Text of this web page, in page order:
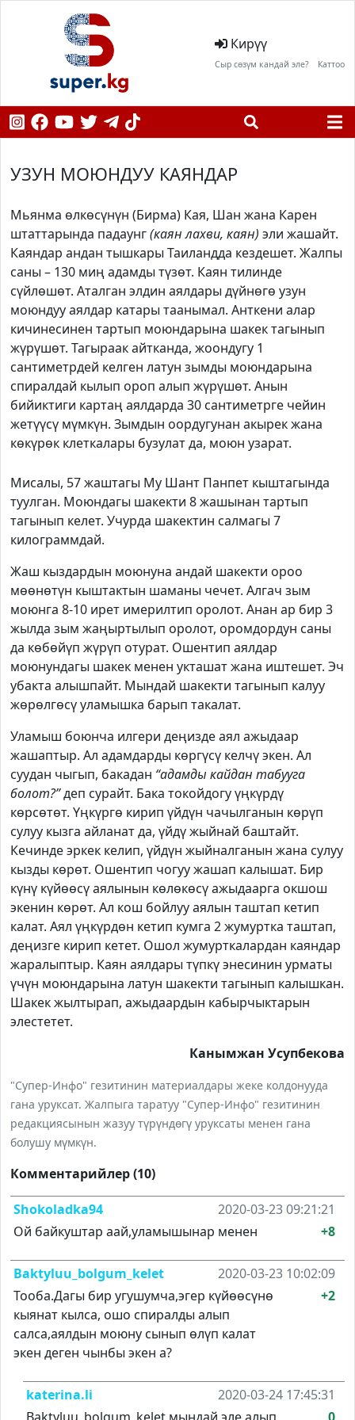
Кирүү
Сыр сөзүм кандай эле? Каттоо
УЗУН МОЮНДУУ КАЯНДАР
Мьянма өлкөсүнүн (Бирма) Кая, Шан жана Карен
штаттарында падаунг(каян лахви, каян) эли жашайт.
Каяндар андан тышкары Таиландда кездешет. Жалпы
саны – 130 миң адамды түзөт. Каян тилинде
сүйлөшөт. Аталган элдин аялдары дүйнөгө узун
моюндуу аялдар катары таанымал. Анткени алар
кичинесинен тартып моюндарына шакек тагынып
жүрүшөт. Тагыраак айтканда, жоондугу 1
сантиметрдей келген латун зымды моюндарына
спиралдай кылып ороп алып жүрүшөт. Анын
бийиктиги картаң аялдарда 30 сантиметрге чейин
жетүүсү мүмкүн. Зымдын оордугунан акырек жана
көкүрөк клеткалары бузулат да, моюн узарат.
Мисалы, 57 жаштагы Му Шант Панпет кыштагында
туулган. Моюндагы шакекти 8 жашынан тартып
тагынып келет. Учурда шакектин салмагы 7
килограммдай.
Жаш кыздардын моюнуна андай шакекти ороо
мөөнөтүн кыштактын шаманы чечет. Алгач зым
моюнга 8-10 ирет имерилтип оролот. Анан ар бир 3
жылда зым жаңыртылып оролот, оромдордун саны
да көбөйүп жүрүп отурат. Ошентип аялдар
моюнундагы шакек менен укташат жана иштешет. Эч
убакта алышпайт. Мындай шакекти тагынып калуу
жөрөлгөсү уламышка барып такалат.
Уламыш боюнча илгери деңизде аял ажыдаар
жашаптыр. Ал адамдарды көргүсү келчү экен. Ал
суудан чыгып, бакадан “адамды кайдан табууга
болот?”деп сурайт. Бака токойдогу үңкүрдү
көрсөтөт. Үңкүргө кирип үйдүн чачылганын көрүп
сулуу кызга айланат да, үйдү жыйнай баштайт.
Кечинде эркек келип, үйдүн жыйналганын жана сулуу
кызды көрөт. Ошентип чогуу жашап калышат. Бир
күнү күйөөсү аялынын көлөкөсү ажыдаарга окшош
экенин көрөт. Ал кош бойлуу аялын таштап кетип
калат. Аял үңкүрдөн кетип кумга 2 жумуртка таштап,
деңизге кирип кетет. Ошол жумурткалардан каяндар
жаралыптыр. Каян аялдары түпкү энесинин урматы
үчүн моюндарына латун шакекти тагынып калышкан.
Шакек жылтырап, ажыдаардын кабырчыктарын
элестетет.
Канымжан Усупбекова
"Супер-Инфо" гезитинин материалдары жеке колдонууда
гана уруксат. Жалпыга таратуу "Супер-Инфо" гезитинин
редакциясынын жазуу түрүндөгү уруксаты менен гана
болушу мүмкүн.
Комментарийлер (10)
Shokoladka94
2020-03-23 09:21:21
Ой байкуштар аай,уламышынар менен
+8
Baktyluu_bolgum_kelet
2020-03-23 10:02:09
Тооба.Дагы бир угушумча,эгер күйөөсүнө
кыянат кылса, ошо спиралды алып
салса,аялдын моюну сынып өлүп калат
экен деген чынбы экен а?
+2
katerina.li
2020-03-24 17:45:31